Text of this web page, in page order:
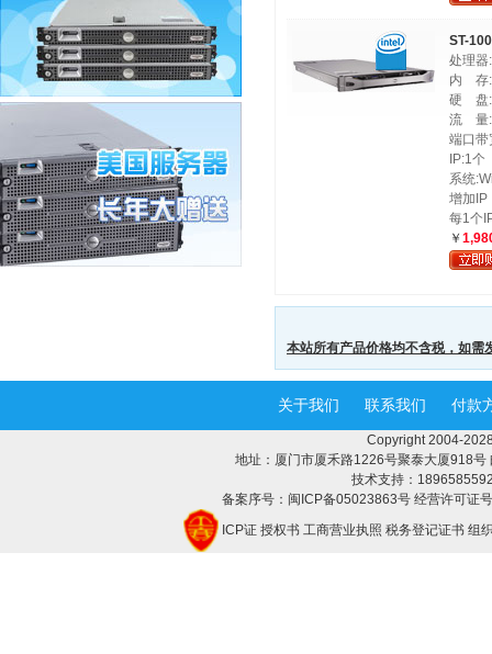
ST-
处理
内 存
硬 盘
流 量
端口带
IP:1个
系统
增加IP
每1个
￥
本站所有产品价格均不含税，如需
关于我们 联系我们 付款
Copyright 2004-
地址：厦门市厦禾路1226号聚泰大厦918
技术支持：
备案序号：闽ICP备05023863号 经营许可证
ICP证 授权书 工商营业执照 税务登记证书 组